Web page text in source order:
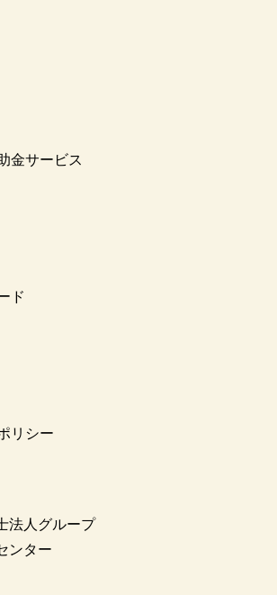
金サービス
ド
リシー
法人グループ
ンター